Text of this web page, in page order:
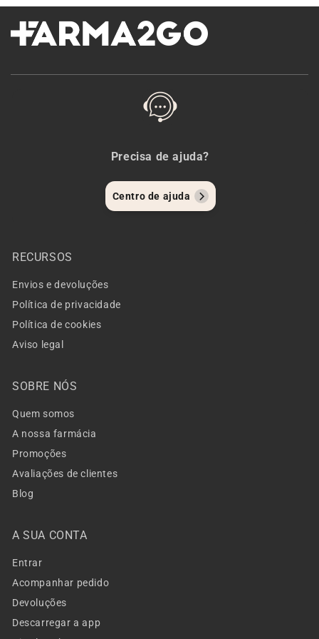
Precisa de ajuda?
Centro de ajuda
RECURSOS
Envios e devoluções
Política de privacidade
Política de cookies
Aviso legal
SOBRE NÓS
Quem somos
A nossa farmácia
Promoções
Avaliações de clientes
Blog
A SUA CONTA
Entrar
Acompanhar pedido
Devoluções
Descarregar a app